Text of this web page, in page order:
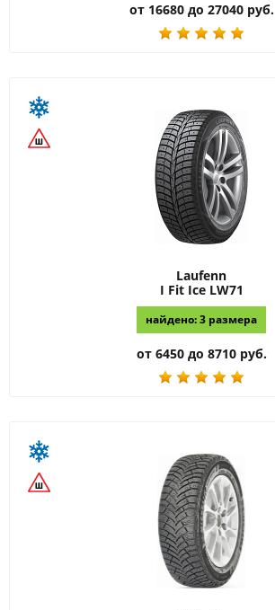
от 16680 до 27040 руб.
Laufenn
I Fit Ice LW71
найдено: 3 размера
от 6450 до 8710 руб.